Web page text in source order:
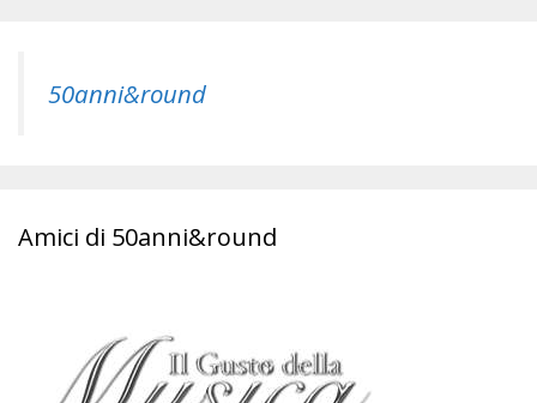
50anni&round
Amici di 50anni&round